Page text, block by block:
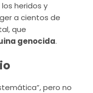
heridos y
a cientos de
que
genocida.
pero no